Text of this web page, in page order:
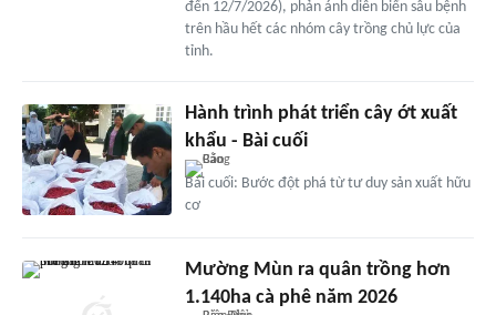
đến 12/7/2026), phản ánh diễn biến sâu bệnh
trên hầu hết các nhóm cây trồng chủ lực của
tỉnh.
Hành trình phát triển cây ớt xuất
khẩu - Bài cuối
Bài cuối: Bước đột phá từ tư duy sản xuất hữu
cơ
Mường Mùn ra quân trồng hơn
1.140ha cà phê năm 2026